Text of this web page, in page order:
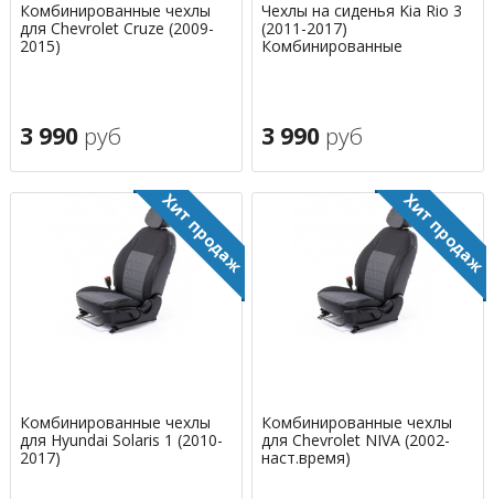
Комбинированные чехлы
для Chevrolet Cruze (2009-
2015)
3 990 руб
Чехлы на сиденья Kia Rio 3
(2011-2017)
Комбинированные
3 990 руб
Комбинированные чехлы
для Hyundai Solaris 1 (2010-
2017)
Комбинированные чехлы
для Chevrolet NIVA (2002-
наст.время)